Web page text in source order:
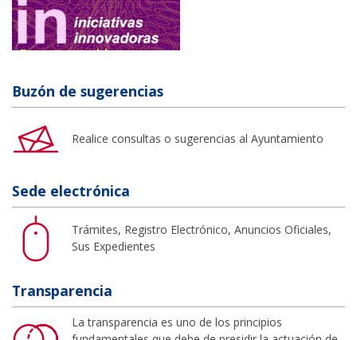
Buzón de sugerencias
Realice consultas o sugerencias al Ayuntamiento
Sede electrónica
Trámites, Registro Electrónico, Anuncios Oficiales,
Sus Expedientes
Transparencia
La transparencia es uno de los principios